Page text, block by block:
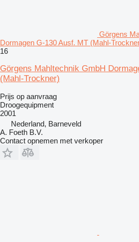
Görgens
Dormagen G-130 Ausf. MT (Mahl-
16
Görgens Mahltechnik GmbH
(Mahl-Trockner)
Prijs op aanvraag
Droogequipment
2001
Nederland, Barneveld
A. Foeth B.V.
Contact opnemen met verkoper